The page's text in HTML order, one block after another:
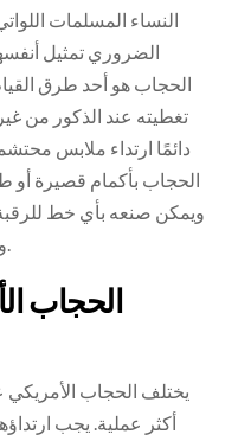
النساء المسلمات
الضروري تمثيل
الحجاب هو أحد طرق
تغطيته عند الذكور من
دائمًا ارتداء ملابس
الحجاب بأكمام قصيرة أو
ويمكن صنعه بأي خط
شكل V ، والياقة المدورة ، واليوسفي.
الحجاب
يختلف الحجاب الأمريكي
أكثر عملية. يجب